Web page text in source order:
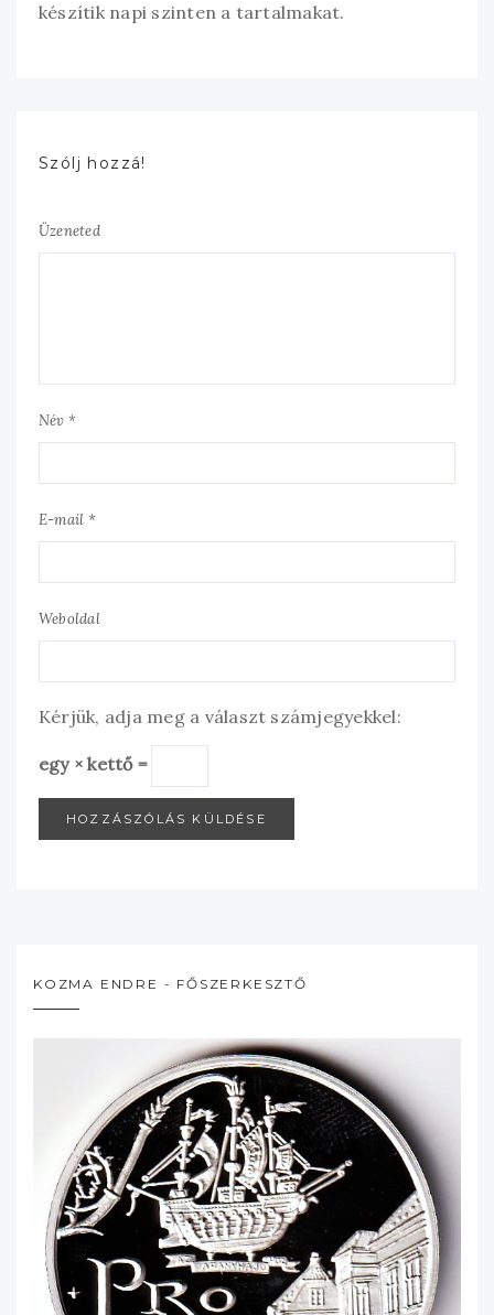
készítik napi szinten a tartalmakat.
Szólj hozzá!
Üzeneted
Név *
E-mail *
Weboldal
Kérjük, adja meg a választ számjegyekkel:
egy × kettő =
KOZMA ENDRE - FŐSZERKESZTŐ